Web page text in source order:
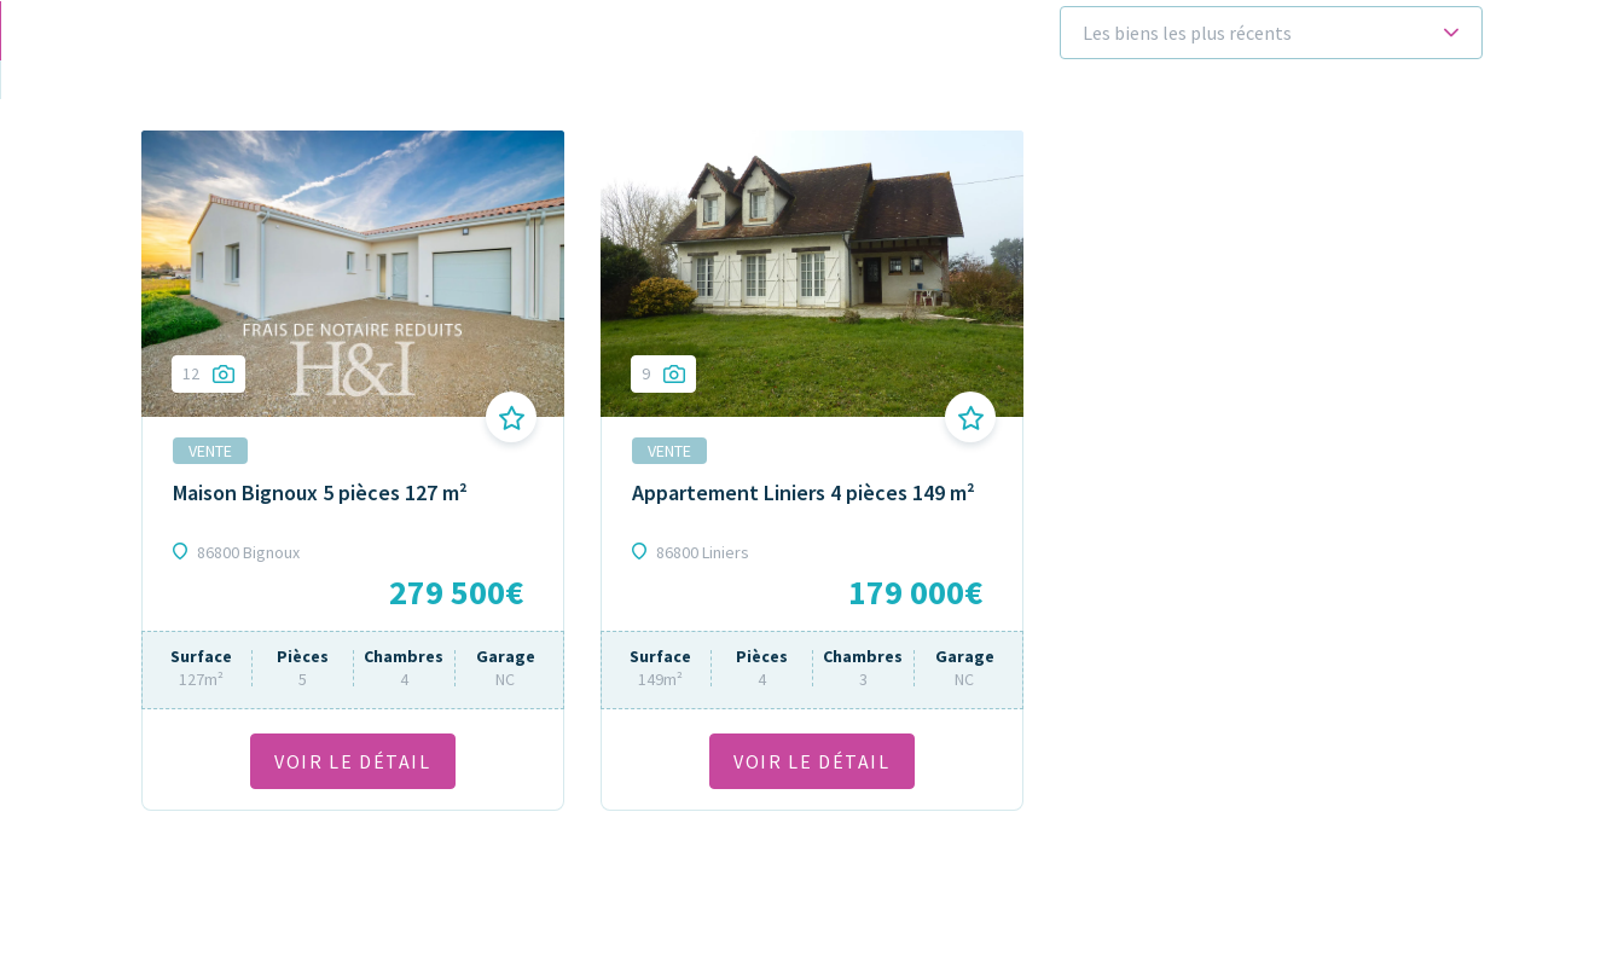
Les biens les plus récents
12
VENTE
Maison Bignoux 5 pièces 127 m²
86800 Bignoux
279 500€
Surface
127m²
Pièces
5
Chambres
4
Garage
NC
VOIR LE DÉTAIL
9
VENTE
Appartement Liniers 4 pièces 149 m²
86800 Liniers
179 000€
Surface
149m²
Pièces
4
Chambres
3
Garage
NC
VOIR LE DÉTAIL